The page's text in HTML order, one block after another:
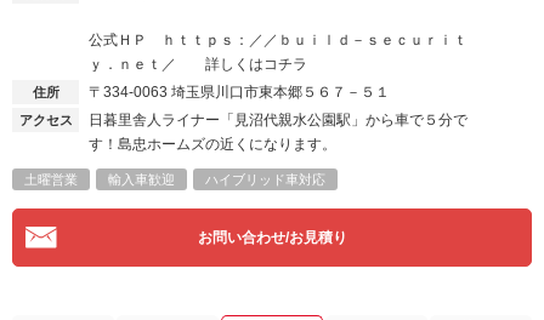
公式ＨＰ ｈｔｔｐｓ：／／ｂｕｉｌｄ－ｓｅｃｕｒｉｔ
ｙ．ｎｅｔ／ 詳しくはコチラ
住所 〒334-0063 埼玉県川口市東本郷５６７－５１
アクセス
日暮里舎人ライナー「見沼代親水公園駅」から車で５分で
す！島忠ホームズの近くになります。
土曜営業 輸入車歓迎 ハイブリッド車対応
お問い合わせ/お見積り